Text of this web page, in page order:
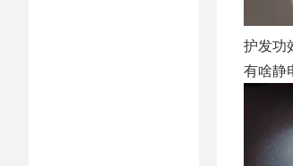
护发功
有啥静